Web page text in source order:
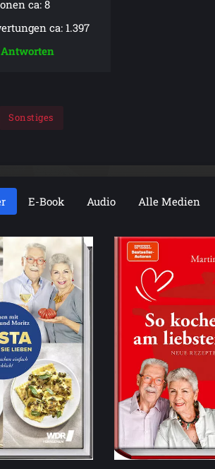
ca: 8
ca: 1.397
Antworten
Sonstiges
E-Book Audio Alle Medien